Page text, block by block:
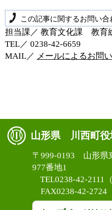
この記事に関するお問い合
担当課／ 教育文化課 教育
TEL／ 0238‐42‐6659
MAIL／ メールによるお問
山形県 川西町役
〒999-0193 山形県
977番地1
TEL0238-42-2111
FAX0238-42-2724